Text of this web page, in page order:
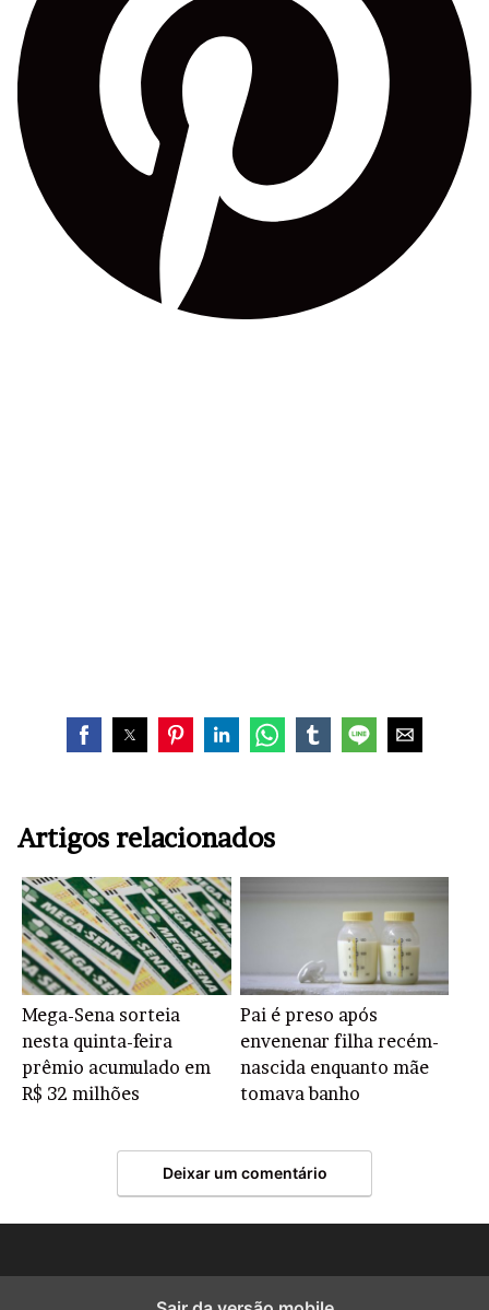
Artigos relacionados
Mega-Sena sorteia
nesta quinta-feira
prêmio acumulado em
R$ 32 milhões
Pai é preso após
envenenar filha recém-
nascida enquanto mãe
tomava banho
Deixar um comentário